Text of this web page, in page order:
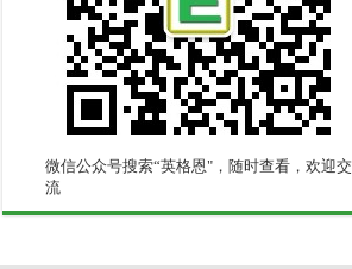
微信公众号搜索“英格恩"，随时查看，欢迎交
流